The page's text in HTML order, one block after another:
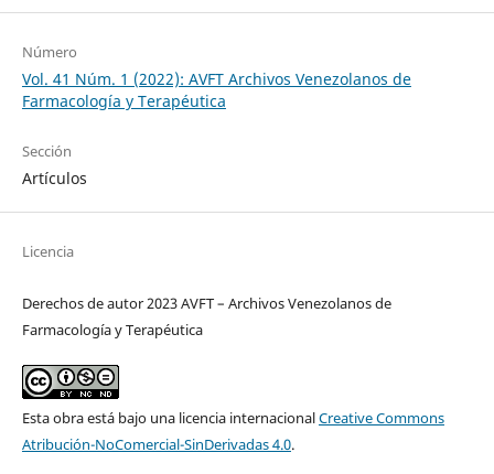
Número
Vol. 41 Núm. 1 (2022): AVFT Archivos Venezolanos de
Farmacología y Terapéutica
Sección
Artículos
Licencia
Derechos de autor 2023 AVFT – Archivos Venezolanos de
Farmacología y Terapéutica
Esta obra está bajo una licencia internacionalCreative Commons
Atribución-NoComercial-SinDerivadas 4.0.